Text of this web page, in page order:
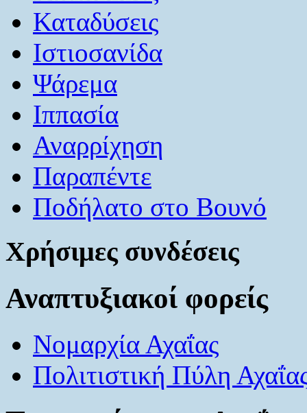
Καταδύσεις
Ιστιοσανίδα
Ψάρεμα
Ιππασία
Αναρρίχηση
Παραπέντε
Ποδήλατο στο Βουνό
Χρήσιμες συνδέσεις
Αναπτυξιακοί φορείς
Νομαρχία Αχαΐας
Πολιτιστική Πύλη